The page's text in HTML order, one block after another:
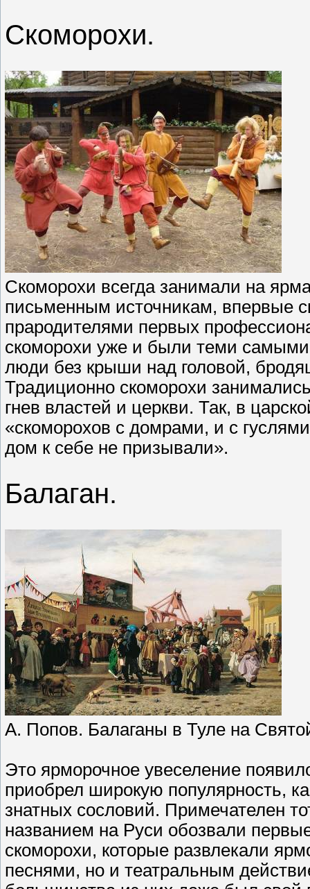
Скоморохи.
Скоморохи всегда занимали на
письменным источникам, впервые
прародителями первых
скоморохи уже и были теми
люди без крыши над головой,
Традиционно скоморохи
гнев властей и церкви. Так, в
«скоморохов с домрами, и с
дом к себе не призывали».
Балаган.
А. Попов. Балаганы в Туле на
Это ярморочное увеселение
приобрел широкую популярность,
знатных сословий. Примечателен
названием на Руси обозвали
скоморохи, которые развлекали
песнями, но и театральным